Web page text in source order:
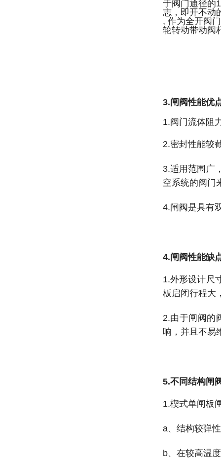
于阀门通径的
志，即开不动
, 作为全开阀
轮转动带动阀
3.闸阀性能优
1.阀门流体阻
2.密封性能较
3.适用范围广
空系统的阀门
4.闸阀是具有
4.闸阀性能缺
1.外形设计尺
板启闭行程大
2.由于闸阀的
响，并且不易
5.不同结构闸
1.楔式单闸板
a、结构较弹
b、在较高温